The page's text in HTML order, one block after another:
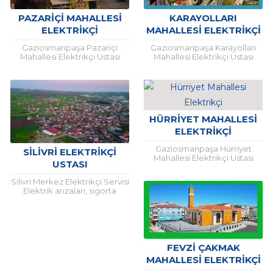
PAZARIÇI MAHALLESI
ELEKTRIKÇI
Gaziosmanpaşa Pazariçi
Mahallesi Elektrikçi Ustası
uzman desteği almak şarttır.
Çünkü elektrik, hayati önem...
KARAYOLLARI
MAHALLESI ELEKTRIKÇI
Gaziosmanpaşa Karayolları
Mahallesi Elektrikçi Ustası
uzman desteği almak şarttır.
Çünkü elektrik, hayati önem...
SILIVRI ELEKTRIKÇI
USTASI
Silivri Merkez Elektrikçi Servisi
Elektrik arızaları, sigorta
HÜRRIYET MAHALLESI
ELEKTRIKÇI
Gaziosmanpaşa Hürriyet
Mahallesi Elektrikçi Ustası
uzman desteği almak şarttır.
Çünkü elektrik, hayati önem...
FEVZI ÇAKMAK
MAHALLESI ELEKTRIKÇI